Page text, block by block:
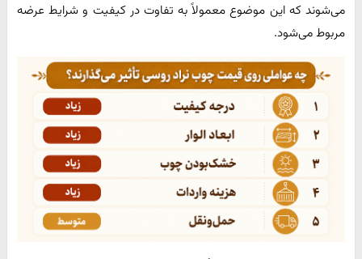
می‌شوند که این موضوع معمولاً به تفاوت در کیفیت و شرایط عرضه
مربوط می‌شود.